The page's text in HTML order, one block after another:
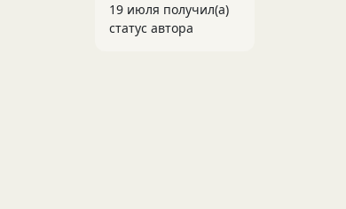
19 июля получил(а)
статус автора